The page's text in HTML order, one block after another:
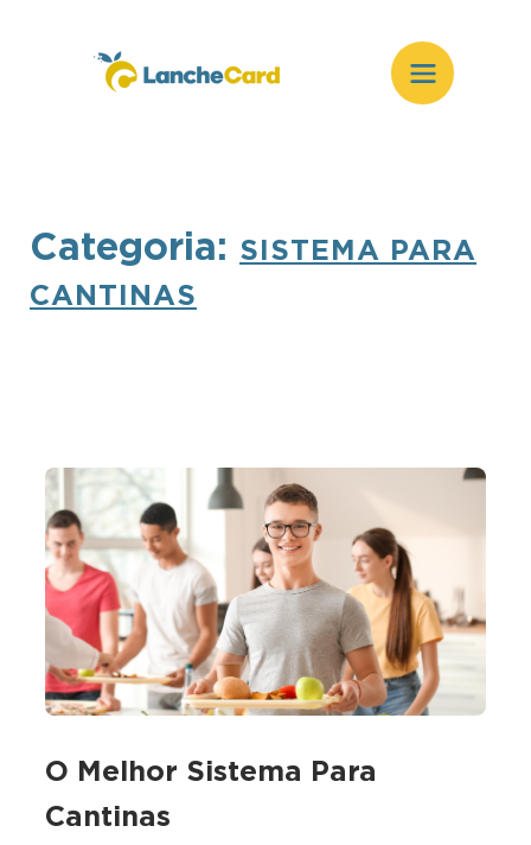
Categoria: SISTEMA PARA
CANTINAS
O Melhor Sistema Para
Cantinas